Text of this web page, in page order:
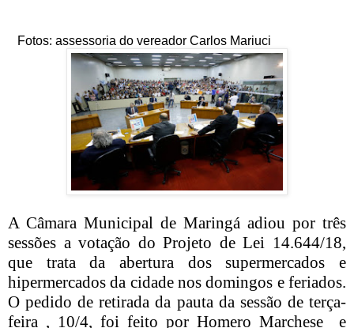
Fotos: assessoria do vereador Carlos Mariuci
A Câmara Municipal de Maringá adiou por três
sessões a votação do Projeto de Lei 14.644/18,
que trata da abertura dos supermercados e
hipermercados da cidade nos domingos e feriados.
O pedido de retirada da pauta da sessão de terça-
feira , 10/4, foi feito por Homero Marchese e